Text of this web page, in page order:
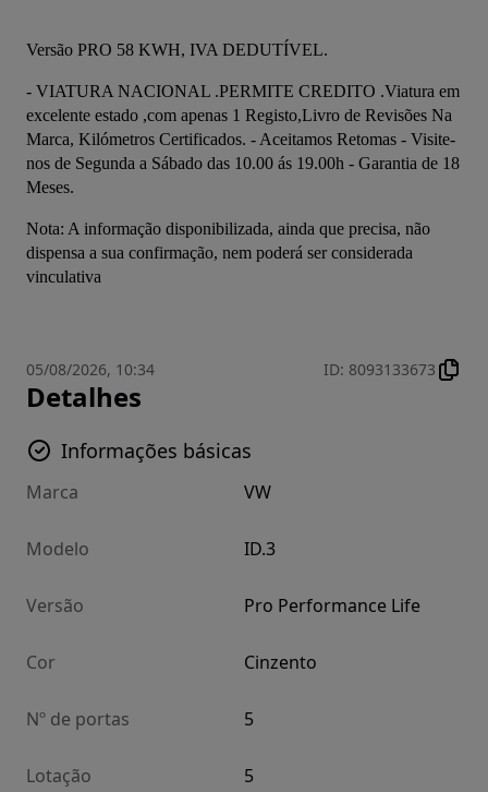
Versão PRO 58 KWH, IVA DEDUTÍVEL.
- VIATURA NACIONAL .PERMITE CREDITO .Viatura em
excelente estado ,com apenas 1 Registo,Livro de Revisões Na
Marca, Kilómetros Certificados. - Aceitamos Retomas - Visite-
nos de Segunda a Sábado das 10.00 ás 19.00h - Garantia de 18
Meses.
Nota: A informação disponibilizada, ainda que precisa, não
dispensa a sua confirmação, nem poderá ser considerada
vinculativa
05/08/2026, 10:34 ID: 8093133673
Detalhes
Informações básicas
Marca VW
Modelo ID.3
Versão Pro Performance Life
Cor Cinzento
Nº de portas 5
Lotação 5